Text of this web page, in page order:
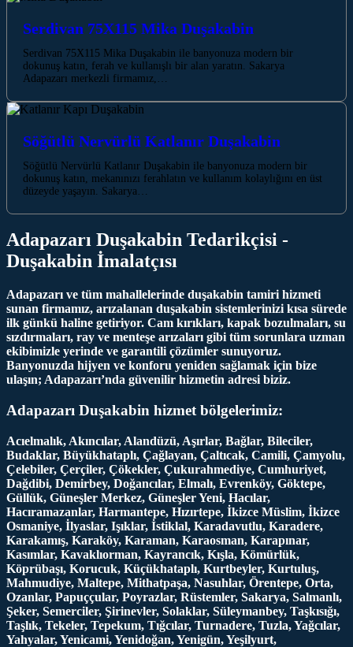
Serdivan 75X115 Mika Duşakabin
Serdivan 75X115 Mika Duşakabin ile banyonuza modern bir
dokunuş katın, ferah ve kullanışlı bir alan yaratın. Sakarya
Adapazarı merkezli firmamız,…
Söğütlü Nervürlü Katlanır Duşakabin
Söğütlü Nervürlü Katlanır Duşakabin ile banyonuza modern bir
dokunuş katın, mekanınızı ferahlatın ve kullanım kolaylığını en üst
düzeyde yaşayın. Sakarya…
Adapazarı Duşakabin Tedarikçisi -
Duşakabin İmalatçısı
Adapazarı ve tüm mahallelerinde duşakabin tamiri hizmeti
sunan firmamız, arızalanan duşakabin sistemlerinizi kısa sürede
ilk günkü haline getiriyor. Cam kırıkları, kapak bozulmaları, su
sızdırmaları, ray ve menteşe arızaları gibi tüm sorunlara uzman
ekibimizle yerinde ve garantili çözümler sunuyoruz.
Banyonuzda hijyen ve konforu yeniden sağlamak için bize
ulaşın; Adapazarı’nda güvenilir hizmetin adresi biziz.
Adapazarı Duşakabin hizmet bölgelerimiz:
Acıelmalık, Akıncılar, Alandüzü, Aşırlar, Bağlar, Bileciler,
Budaklar, Büyükhataplı, Çağlayan, Çaltıcak, Camili, Çamyolu,
Çelebiler, Çerçiler, Çökekler, Çukurahmediye, Cumhuriyet,
Dağdibi, Demirbey, Doğancılar, Elmalı, Evrenköy, Göktepe,
Güllük, Güneşler Merkez, Güneşler Yeni, Hacılar,
Hacıramazanlar, Harmantepe, Hızırtepe, İkizce Müslim, İkizce
Osmaniye, İlyaslar, Işıklar, İstiklal, Karadavutlu, Karadere,
Karakamış, Karaköy, Karaman, Karaosman, Karapınar,
Kasımlar, Kavaklıorman, Kayrancık, Kışla, Kömürlük,
Köprübaşı, Korucuk, Küçükhataplı, Kurtbeyler, Kurtuluş,
Mahmudiye, Maltepe, Mithatpaşa, Nasuhlar, Örentepe, Orta,
Ozanlar, Papuççular, Poyrazlar, Rüstemler, Sakarya, Salmanlı,
Şeker, Semerciler, Şirinevler, Solaklar, Süleymanbey, Taşkısığı,
Taşlık, Tekeler, Tepekum, Tığcılar, Turnadere, Tuzla, Yağcılar,
Yahyalar, Yenicami, Yenidoğan, Yenigün, Yeşilyurt,